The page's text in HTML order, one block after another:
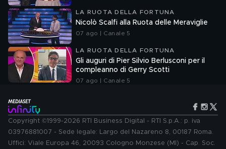
LA RUOTA DELLA FORTUNA
Nicolò Scalfi alla Ruota delle Meraviglie
07 ago | Canale 5
LA RUOTA DELLA FORTUNA
Gli auguri di Pier Silvio Berlusconi per il
compleanno di Gerry Scotti
07 ago | Canale 5
Copyright ©1999-2026 RTI Business Digital - RTI S.p.A.: p. iva
03976881007 - Sede legale: Largo del Nazareno 8, 00187 Roma.
Uffici: Viale Europa 46, 20093 Cologno Monzese (MI) - Cap. Soc.